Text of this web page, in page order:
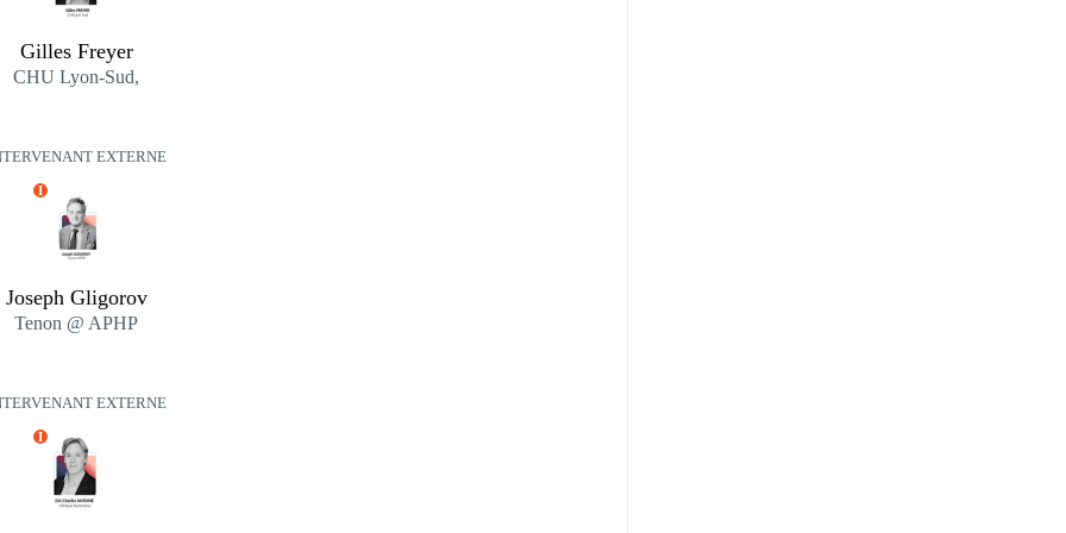
Gilles Freyer
CHU Lyon-Sud,
EXTERNE
I
Joseph Gligorov
Tenon @ APHP
EXTERNE
I